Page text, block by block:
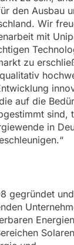
den Ausbau
Wir
mit
zu
auf die
sind,
in
gegründet